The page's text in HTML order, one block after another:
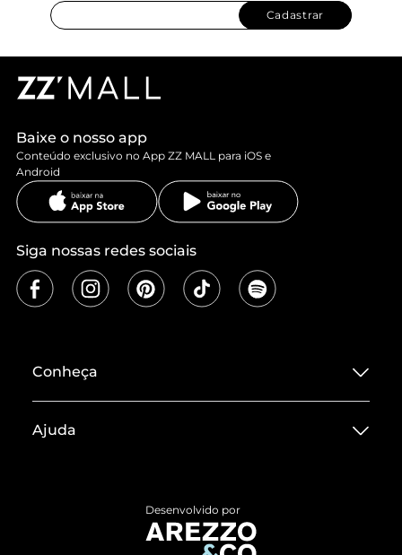
Cadastrar
Baixe o nosso app
Conteúdo exclusivo no App ZZ MALL para iOS e
Android
Siga nossas redes sociais
Conheça
Termos de Uso
ZZ MALL é confiável
Ajuda
Devolução do Produto
Desenvolvido por